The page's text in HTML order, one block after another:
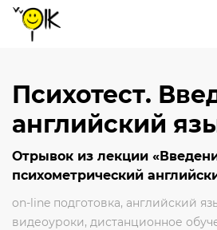
Психотест.
английский
Отрывок из лекции
психометрический
on-line подготовка, английский
видеоуроки, дистанционное